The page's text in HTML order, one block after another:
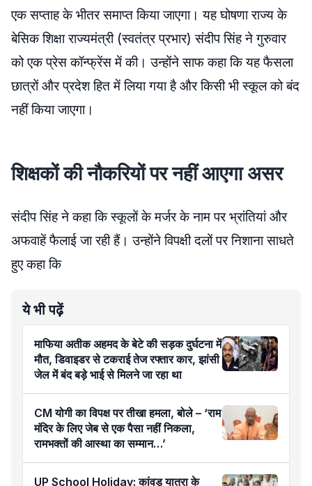
एक सप्ताह के भीतर समाप्त किया जाएगा। यह घोषणा राज्य के
बेसिक शिक्षा राज्यमंत्री (स्वतंत्र प्रभार) संदीप सिंह ने गुरुवार
को एक प्रेस कॉन्फ्रेंस में की। उन्होंने साफ कहा कि यह फैसला
छात्रों और प्रदेश हित में लिया गया है और किसी भी स्कूल को बंद
नहीं किया जाएगा।
शिक्षकों की नौकरियों पर नहीं आएगा असर
संदीप सिंह ने कहा कि स्कूलों के मर्जर के नाम पर भ्रांतियां और
अफवाहें फैलाई जा रही हैं। उन्होंने विपक्षी दलों पर निशाना साधते
हुए कहा कि
ये भी पढ़ें
माफिया अतीक अहमद के बेटे की सड़क दुर्घटना में
मौत, डिवाइडर से टकराई तेज रफ्तार कार, झांसी
जेल में बंद बड़े भाई से मिलने जा रहा था
CM योगी का विपक्ष पर तीखा हमला, बोले – ‘राम
मंदिर के लिए जेब से एक पैसा नहीं निकला,
रामभक्तों की आस्था का सम्मान…’
UP School Holiday: कांवड़ यात्रा के